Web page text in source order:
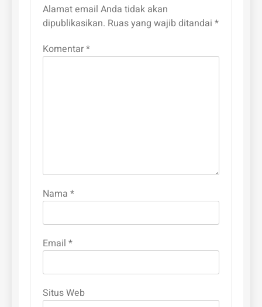
Alamat email Anda tidak akan
dipublikasikan. Ruas yang wajib ditandai *
Komentar*
Nama *
Email *
Situs Web